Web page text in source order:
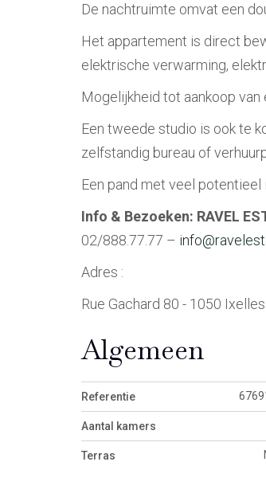
De nachtruimte omvat een
Het appartement is direct
elektrische verwarming,
Mogelijkheid tot aankoop
Een tweede studio is ook te
zelfstandig bureau of
Een pand met veel potentieel
Info & Bezoeken: RAVEL
02/888.77.77 –
Adres :
Rue Gachard 80 - 1050 Ixelles
Algemeen
Referentie
Aantal kamers
Terras